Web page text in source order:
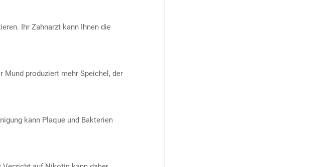
Ihr Zahnarzt kann Ihnen die
Mund produziert mehr Speichel, der
kann Plaque und Bakterien